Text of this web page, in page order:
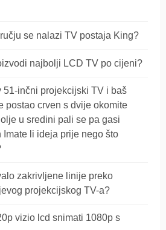
se nalazi TV postaja King?
najbolji LCD TV po cijeni?
51-inčni projekcijski TV i baš
postao crven s dvije okomite
u sredini pali se pa gasi
Imate li ideja prije nego što
zakrivljene linije preko
projekcijskog TV-a?
vizio lcd snimati 1080p s